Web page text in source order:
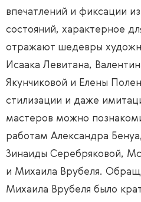
впечатлений и фиксации
состояний, характерное
отражают шедевры
Исаака Левитана,
Якунчиковой и Елены
стилизации и даже
мастеров можно
работам Александра
Зинаиды Серебряковой,
и Михаила Врубеля.
Михаила Врубеля было